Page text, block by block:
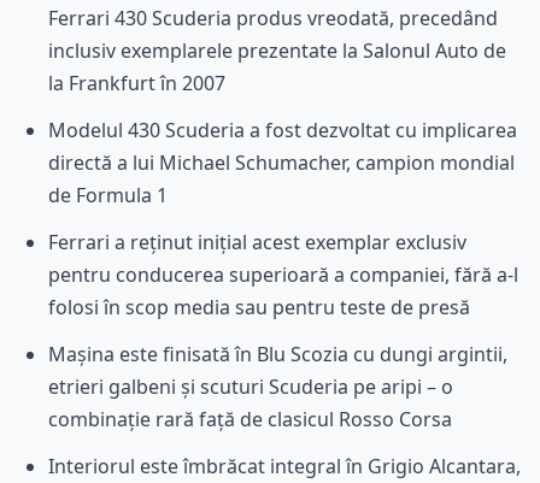
Ferrari 430 Scuderia produs vreodată, precedând
inclusiv exemplarele prezentate la Salonul Auto de
la Frankfurt în 2007
Modelul 430 Scuderia a fost dezvoltat cu implicarea
directă a lui Michael Schumacher, campion mondial
de Formula 1
Ferrari a reținut inițial acest exemplar exclusiv
pentru conducerea superioară a companiei, fără a-l
folosi în scop media sau pentru teste de presă
Mașina este finisată în Blu Scozia cu dungi argintii,
etrieri galbeni și scuturi Scuderia pe aripi – o
combinație rară față de clasicul Rosso Corsa
Interiorul este îmbrăcat integral în Grigio Alcantara,